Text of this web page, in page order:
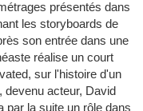
présentés dans
les storyboards de
son entrée dans une
réalise un court
sur l'histoire d'un
devenu acteur, David
par la suite un rôle dans